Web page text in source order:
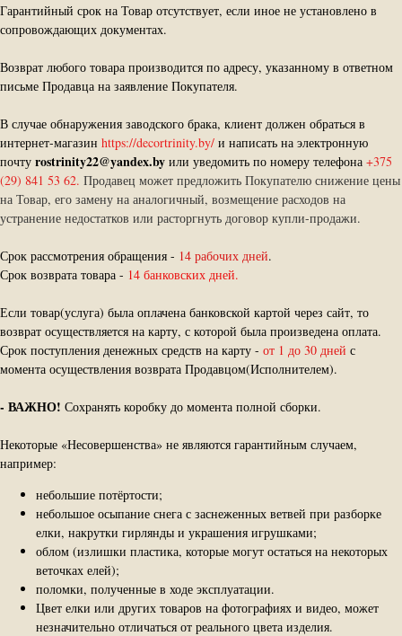
Гарантийный срок на Товар отсутствует, если иное не установлено в
сопровождающих документах.
Возврат любого товара производится по адресу, указанному в ответном
письме Продавца на заявление Покупателя.
В случае обнаружения заводского брака, клиент должен обраться в
интернет-магазин https://decortrinity.by/ и написать на электронную
почту rostrinity22@yandex.by или уведомить по номеру телефона +375
(29) 841 53 62. Продавец может предложить Покупателю снижение цены
на Товар, его замену на аналогичный, возмещение расходов на
устранение недостатков или расторгнуть договор купли-продажи.
Срок рассмотрения обращения - 14 рабочих дней.
Срок возврата товара - 14 банковских дней.
Если товар(услуга) была оплачена банковской картой через сайт, то
возврат осуществляется на карту, с которой была произведена оплата.
Срок поступления денежных средств на карту - от 1 до 30 дней с
момента осуществления возврата Продавцом(Исполнителем).
- ВАЖНО! Сохранять коробку до момента полной сборки.
Некоторые «Несовершенства» не являются гарантийным случаем,
например:
небольшие потёртости;
небольшое осыпание снега с заснеженных ветвей при разборке
елки, накрутки гирлянды и украшения игрушками;
облом (излишки пластика, которые могут остаться на некоторых
веточках елей);
поломки, полученные в ходе эксплуатации.
Цвет елки или других товаров на фотографиях и видео, может
незначительно отличаться от реального цвета изделия.